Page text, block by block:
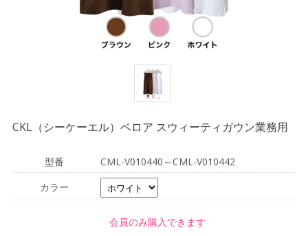
CKL（シーケーエル）ベロア スウィーティガウン業務用
型番
CML-V010440～CML-V010442
カラー
会員のみ購入できます